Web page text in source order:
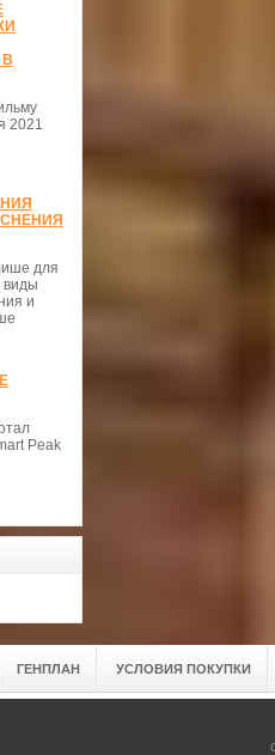
2021
для
виды
и
Peak
ГЕНПЛАН УСЛОВИЯ ПОКУПКИ